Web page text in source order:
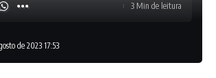
de 2023 17:53
3 Min de leitura